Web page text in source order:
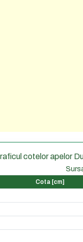
cotelor apelor
Cota [cm]